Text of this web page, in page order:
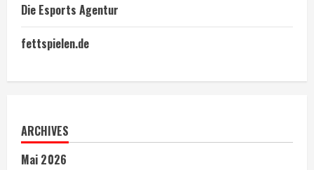
Die Esports Agentur
fettspielen.de
ARCHIVES
Mai 2026